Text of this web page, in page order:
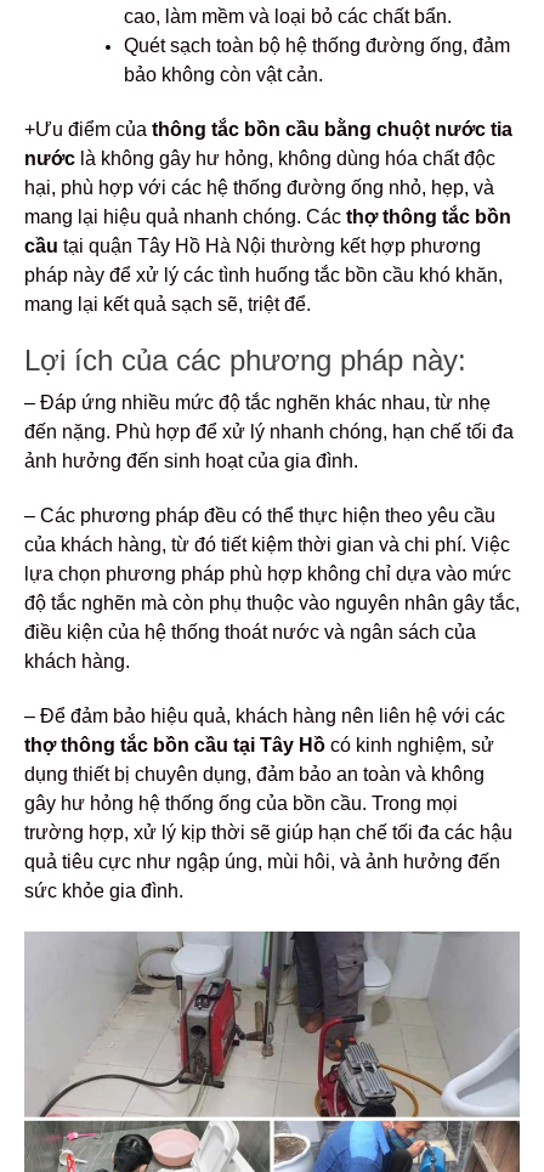
cao, làm mềm và loại bỏ các chất bẩn.
Quét sạch toàn bộ hệ thống đường ống, đảm
bảo không còn vật cản.
+Ưu điểm của thông tắc bồn cầu bằng chuột nước tia
nước là không gây hư hỏng, không dùng hóa chất độc
hại, phù hợp với các hệ thống đường ống nhỏ, hẹp, và
mang lại hiệu quả nhanh chóng. Các thợ thông tắc bồn
cầu tại quận Tây Hồ Hà Nội thường kết hợp phương
pháp này để xử lý các tình huống tắc bồn cầu khó khăn,
mang lại kết quả sạch sẽ, triệt để.
Lợi ích của các phương pháp này:
– Đáp ứng nhiều mức độ tắc nghẽn khác nhau, từ nhẹ
đến nặng. Phù hợp để xử lý nhanh chóng, hạn chế tối đa
ảnh hưởng đến sinh hoạt của gia đình.
– Các phương pháp đều có thể thực hiện theo yêu cầu
của khách hàng, từ đó tiết kiệm thời gian và chi phí. Việc
lựa chọn phương pháp phù hợp không chỉ dựa vào mức
độ tắc nghẽn mà còn phụ thuộc vào nguyên nhân gây tắc,
điều kiện của hệ thống thoát nước và ngân sách của
khách hàng.
– Để đảm bảo hiệu quả, khách hàng nên liên hệ với các
thợ thông tắc bồn cầu tại Tây Hồ có kinh nghiệm, sử
dụng thiết bị chuyên dụng, đảm bảo an toàn và không
gây hư hỏng hệ thống ống của bồn cầu. Trong mọi
trường hợp, xử lý kịp thời sẽ giúp hạn chế tối đa các hậu
quả tiêu cực như ngập úng, mùi hôi, và ảnh hưởng đến
sức khỏe gia đình.